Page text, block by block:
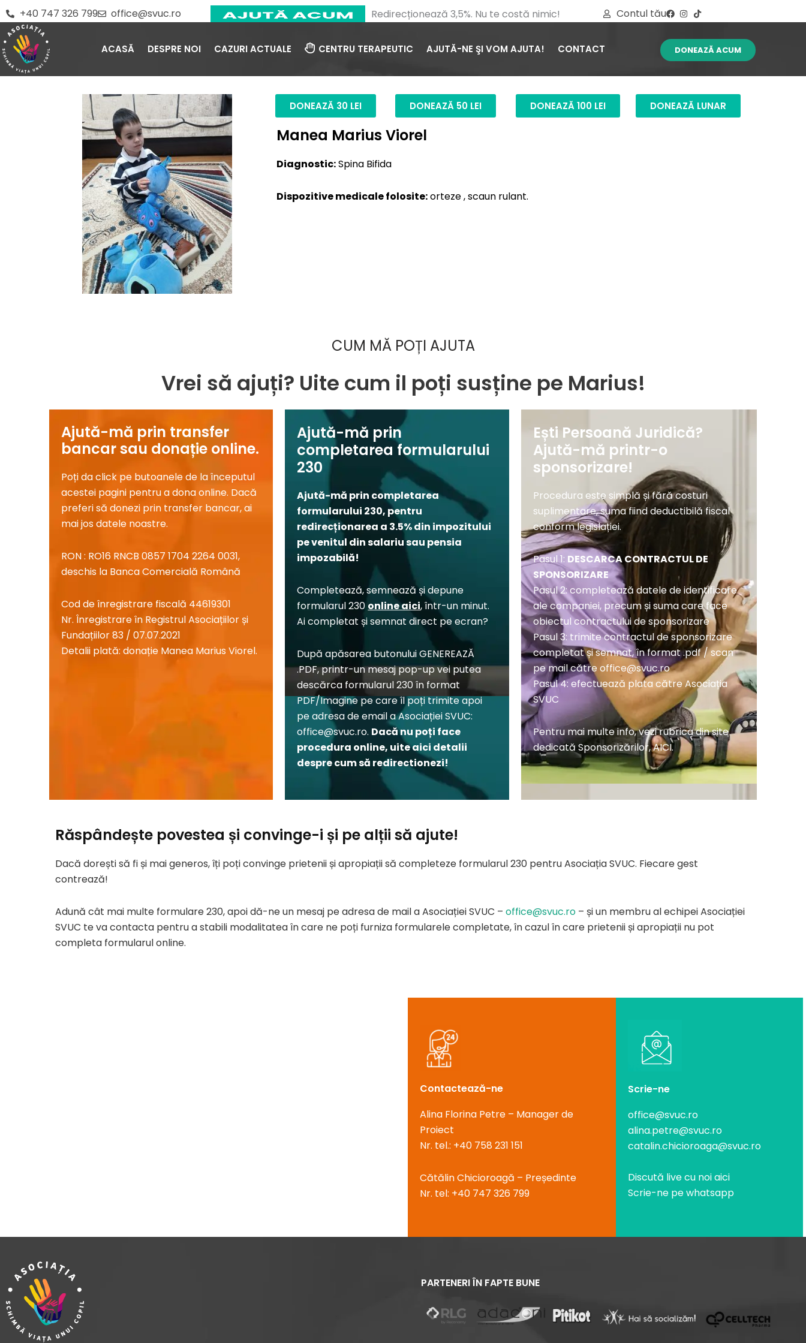
Skip
to
content
+40 747 326 799 office@svuc.ro Redirecționează 3,5%. Nu te costă nimic! Contul tău
ACASĂ DESPRE NOI CAZURI ACTUALE CENTRU TERAPEUTIC AJUTĂ-NE ŞI VOM AJUTA! CONTACT DONEAZĂ ACUM
DONEAZĂ 30 LEI DONEAZĂ 50 LEI DONEAZĂ 100 LEI DONEAZĂ LUNAR
Manea Marius Viorel
Diagnostic:Spina Bifida
Dispozitive medicale folosite:orteze , scaun rulant.
CUM MĂ POȚI AJUTA
Vrei să ajuți? Uite cum il poți susține pe Marius!
Ajută-mă prin transfer
bancar sau donație online.​
Poțidaclick pe butoanele de laînceputul
acestei pagini pentru adonaonline. Dacă
preferisă donezi prin transfer bancar,ai
maijos datele noastre.
RON : RO16 RNCB 0857 1704 2264 0031,
deschis la Banca Comercială Română
Cod de înregistrare fiscală 44619301
Nr. Înregistrare în Registrul Asociațiilor și
Fundațiilor 83 / 07.07.2021
Detalii plată: donație Manea Marius Viorel.
Ajută-mă prin
completarea formularului
230
Ajută-mă prin completarea
formularului 230, pentru
redirecționarea a 3.5%din impozitului
pe venitul din salariusau pensia
impozabilă!
Completează, semnează și depune
formularul 230 online aici, într-un minut.
Ai completat și semnat direct pe ecran?
După apăsarea butonului GENEREAZĂ
.PDF, printr-un mesaj pop-up vei putea
descărca formularul 230 în format
PDF/Imagine pe care îl poți trimite apoi
pe adresa de email a Asociației SVUC:
office@svuc.ro. Dacănu poți face
procedura online, uite aici detalii
despre cumsă redirectionezi!
Ești Persoană Juridică?
Ajută-mă printr-o
sponsorizare!
Procedura este simplă și fără costuri
suplimentare, suma fiind deductibilă fiscal
conform legislației.
Pasul 1: DESCARCA CONTRACTUL DE
SPONSORIZARE
Pasul 2: completează datele de identificare
ale companiei, precum și suma care face
obiectul contractului de sponsorizare
Pasul 3: trimite contractul de sponsorizare
completat și semnat, în format .pdf / scan
pe mail cătreoffice@svuc.ro
Pasul 4: efectuează plata către Asociația
SVUC
Pentru mai multe info, vezi rubrica din site
dedicată Sponsorizărilor,AICI.
Răspândește povestea și convinge-i și pe alții să ajute!
Dacă dorești să fi și mai generos, îți poți convinge prietenii și apropiații să completeze formularul 230 pentru Asociația SVUC. Fiecare gest
contrează!
Adună cât mai multe formulare 230, apoi dă-ne un mesaj pe adresa de mail a Asociației SVUC – office@svuc.ro – și un membru al echipei Asociației
SVUC te va contacta pentru a stabili modalitatea în care ne poți furniza formularele completate, în cazul în care prietenii și apropiații nu pot
completa formularul online.
Contactează-ne
Alina Florina Petre – Manager de
Proiect
Nr. tel.: +40 758 231 151
Cătălin Chicioroagă – Președinte
Nr. tel: +40 747 326 799
Scrie-ne
office@svuc.ro
alina.petre@svuc.ro
catalin.chicioroaga@svuc.ro
Discută live cu noi aici
Scrie-ne pe whatsapp
PARTENERI ÎN FAPTE BUNE